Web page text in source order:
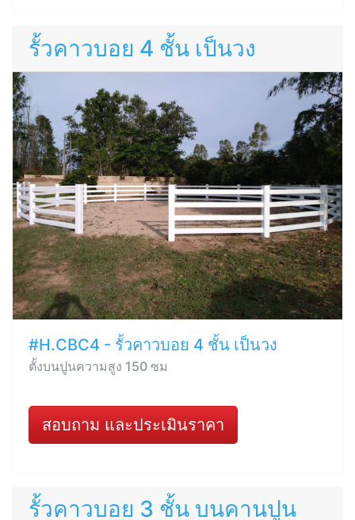
รั้วคาวบอย 4 ชั้น เป็นวง
#H.CBC4 - รั้วคาวบอย 4 ชั้น เป็นวง
ตั้งบนปูนความสูง 150 ซม
สอบถาม และประเมินราคา
รั้วคาวบอย 3 ชั้น บนคานปูน